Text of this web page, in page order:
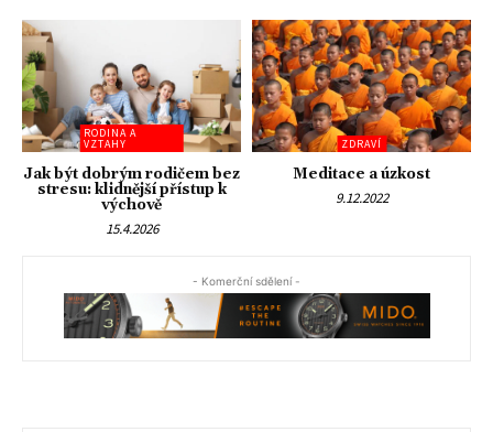
RODINA A
VZTAHY
Jak být dobrým rodičem bez
stresu: klidnější přístup k
výchově
15.4.2026
ZDRAVÍ
Meditace a úzkost
9.12.2022
- Komerční sdělení -